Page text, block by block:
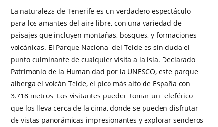
La naturaleza de Tenerife es un verdadero espectáculo
para los amantes del aire libre, con una variedad de
paisajes que incluyen montañas, bosques, y formaciones
volcánicas. El Parque Nacional del Teide es sin duda el
punto culminante de cualquier visita a la isla. Declarado
Patrimonio de la Humanidad por la UNESCO, este parque
alberga el volcán Teide, el pico más alto de España con
3.718 metros. Los visitantes pueden tomar un teleférico
que los lleva cerca de la cima, donde se pueden disfrutar
de vistas panorámicas impresionantes y explorar senderos